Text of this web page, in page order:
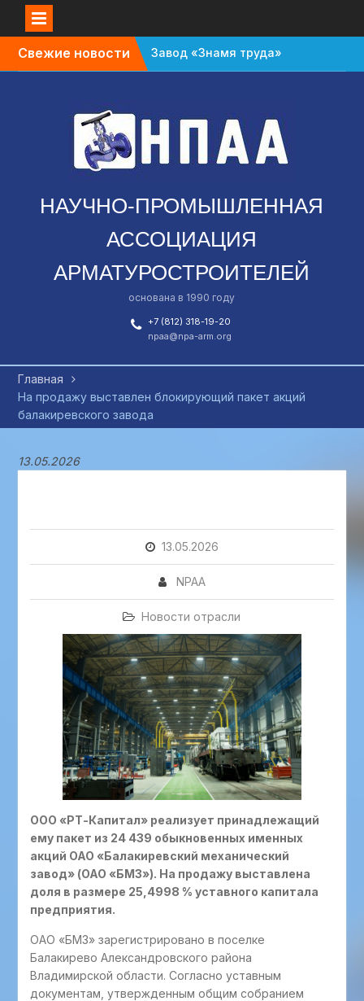
Свежие новости
Завод «Знамя труда»
планируют признать
Санкт-Петербурге
перенесли с октября
на апрель
зафиксировали спад в
промышленности
НАУЧНО-ПРОМЫШЛЕННАЯ
АССОЦИАЦИЯ
АРМАТУРОСТРОИТЕЛЕЙ
основана в 1990 году
+7 (812) 318-19-20
npaa@npa-arm.org
Главная
На продажу выставлен блокирующий пакет акций
балакиревского завода
13.05.2026
13.05.2026
NPAA
Новости отрасли
ООО «РТ-Капитал» реализует принадлежащий
ему пакет из 24 439 обыкновенных именных
акций ОАО «Балакиревский механический
завод» (ОАО «БМЗ»). На продажу выставлена
доля в размере 25,4998 % уставного капитала
предприятия.
ОАО «БМЗ» зарегистрировано в поселке
Балакирево Александровского района
Владимирской области. Согласно уставным
документам, утвержденным общим собранием